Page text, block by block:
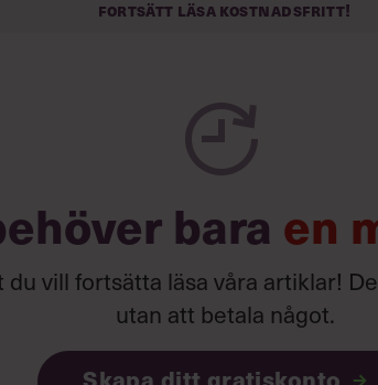
Fortsätt läsa kostnadsfritt!
bara en
du vill fortsätta läsa våra artiklar!
utan att betala något.